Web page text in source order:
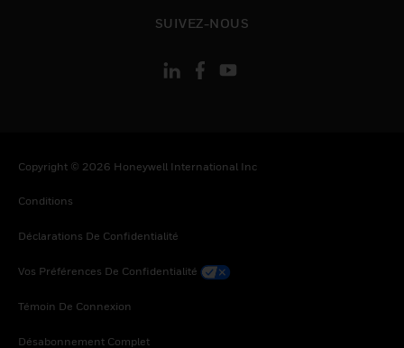
SUIVEZ-NOUS
Copyright © 2026 Honeywell International Inc
Conditions
Déclarations De Confidentialité
Vos Préférences De Confidentialité
Témoin De Connexion
Désabonnement Complet